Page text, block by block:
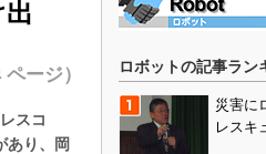
ページ）
スコ
あり、岡
ロボットの記事ラン
災害に
レスキ